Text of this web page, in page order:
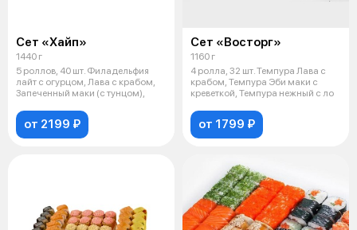
Сет «Хайп»
1440 г
5 роллов, 40 шт. Филадельфия
лайт с огурцом, Лава с крабом,
Запеченный маки (с тунцом),
от 2199 ₽
Сет «Восторг»
1160 г
4 ролла, 32 шт. Темпура Лава с
крабом, Темпура Эби маки с
креветкой, Темпура нежный с ло
от 1799 ₽